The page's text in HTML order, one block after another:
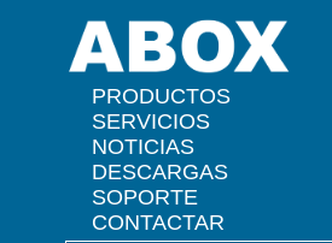
PRODUCTOS
SERVICIOS
NOTICIAS
DESCARGAS
SOPORTE
CONTACTAR